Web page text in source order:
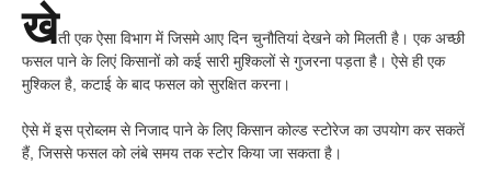
खेती एक ऐसा विभाग में जिसमे आए दिन चुनौतियां देखने को मिलती है। एक अच्छी
फसल पाने के लिएं किसानों को कई सारी मुश्किलों से गुजरना पड़ता है। ऐसे ही एक
मुश्किल है, कटाई के बाद फसल को सुरक्षित करना।
ऐसे में इस प्रोब्लम से निजाद पाने के लिए किसान कोल्ड स्टोरेज का उपयोग कर सकतें
हैं, जिससे फसल को लंबे समय तक स्टोर किया जा सकता है।